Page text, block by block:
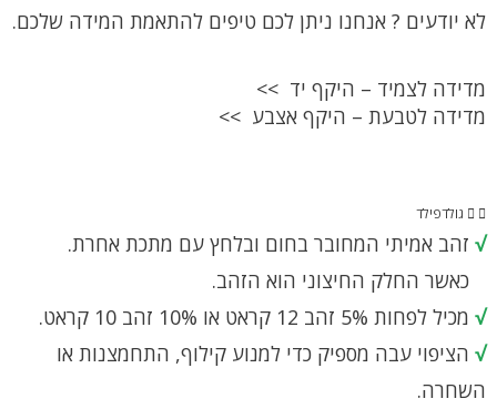
לא יודעים ? אנחנו ניתן לכם טיפים להתאמת המידה שלכם.
מדידה לצמיד – היקף יד >>
מדידה לטבעת – היקף אצבע >>
גולדפילד
√ זהב אמיתי המחובר בחום ובלחץ עם מתכת אחרת.
כאשר החלק החיצוני הוא הזהב.
√ מכיל לפחות 5% זהב 12 קראט או 10% זהב 10 קראט.
√ הציפוי עבה מספיק כדי למנוע קילוף, התחמצנות או
השחרה.